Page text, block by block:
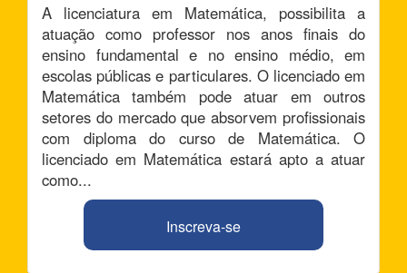
A licenciatura em Matemática, possibilita a
atuação como professor nos anos finais do
ensino fundamental e no ensino médio, em
escolas públicas e particulares. O licenciado em
Matemática também pode atuar em outros
setores do mercado que absorvem profissionais
com diploma do curso de Matemática. O
licenciado em Matemática estará apto a atuar
como...
Inscreva-se